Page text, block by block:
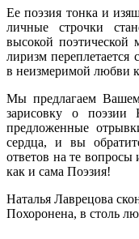
Ее поэзия тонка и
личные строчки
высокой
лиризм
в неизмеримой любви
Мы предлагаем
зарисовку о
предложенные
сердца, и вы
ответов на те
как и сама Поэзия!
Наталья Лаврецова
Похоронена, в столь